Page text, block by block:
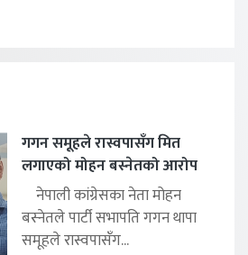
गगन समूहले रास्वपासँग मित
लगाएको मोहन बस्नेतको आरोप
नेपाली कांग्रेसका नेता मोहन
बस्नेतले पार्टी सभापति गगन थापा
समूहले रास्वपासँग...